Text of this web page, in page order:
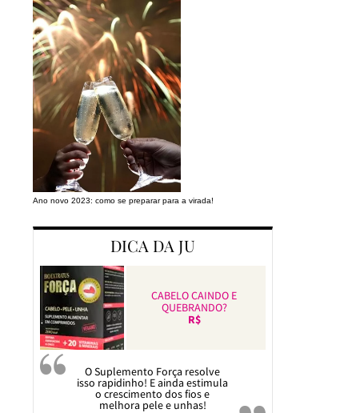
Ano novo 2023: como se preparar para a virada!
DICA DA JU
CABELO CAINDO E
QUEBRANDO?
R$
O Suplemento Força resolve
isso rapidinho! E ainda estimula
o crescimento dos fios e
melhora pele e unhas!